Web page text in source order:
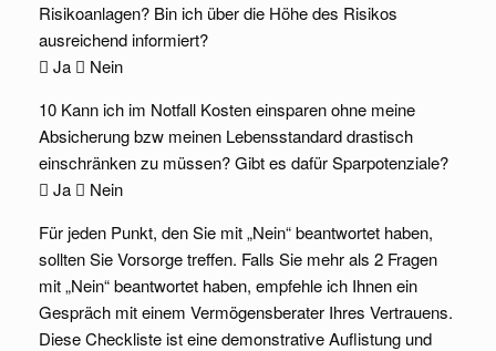
Risikoanlagen? Bin ich über die Höhe des Risikos
ausreichend informiert?
 Ja  Nein
10 Kann ich im Notfall Kosten einsparen ohne meine
Absicherung bzw meinen Lebensstandard drastisch
einschränken zu müssen? Gibt es dafür Sparpotenziale?
 Ja  Nein
Für jeden Punkt, den Sie mit „Nein“ beantwortet haben,
sollten Sie Vorsorge treffen. Falls Sie mehr als 2 Fragen
mit „Nein“ beantwortet haben, empfehle ich Ihnen ein
Gespräch mit einem Vermögensberater Ihres Vertrauens.
Diese Checkliste ist eine demonstrative Auflistung und